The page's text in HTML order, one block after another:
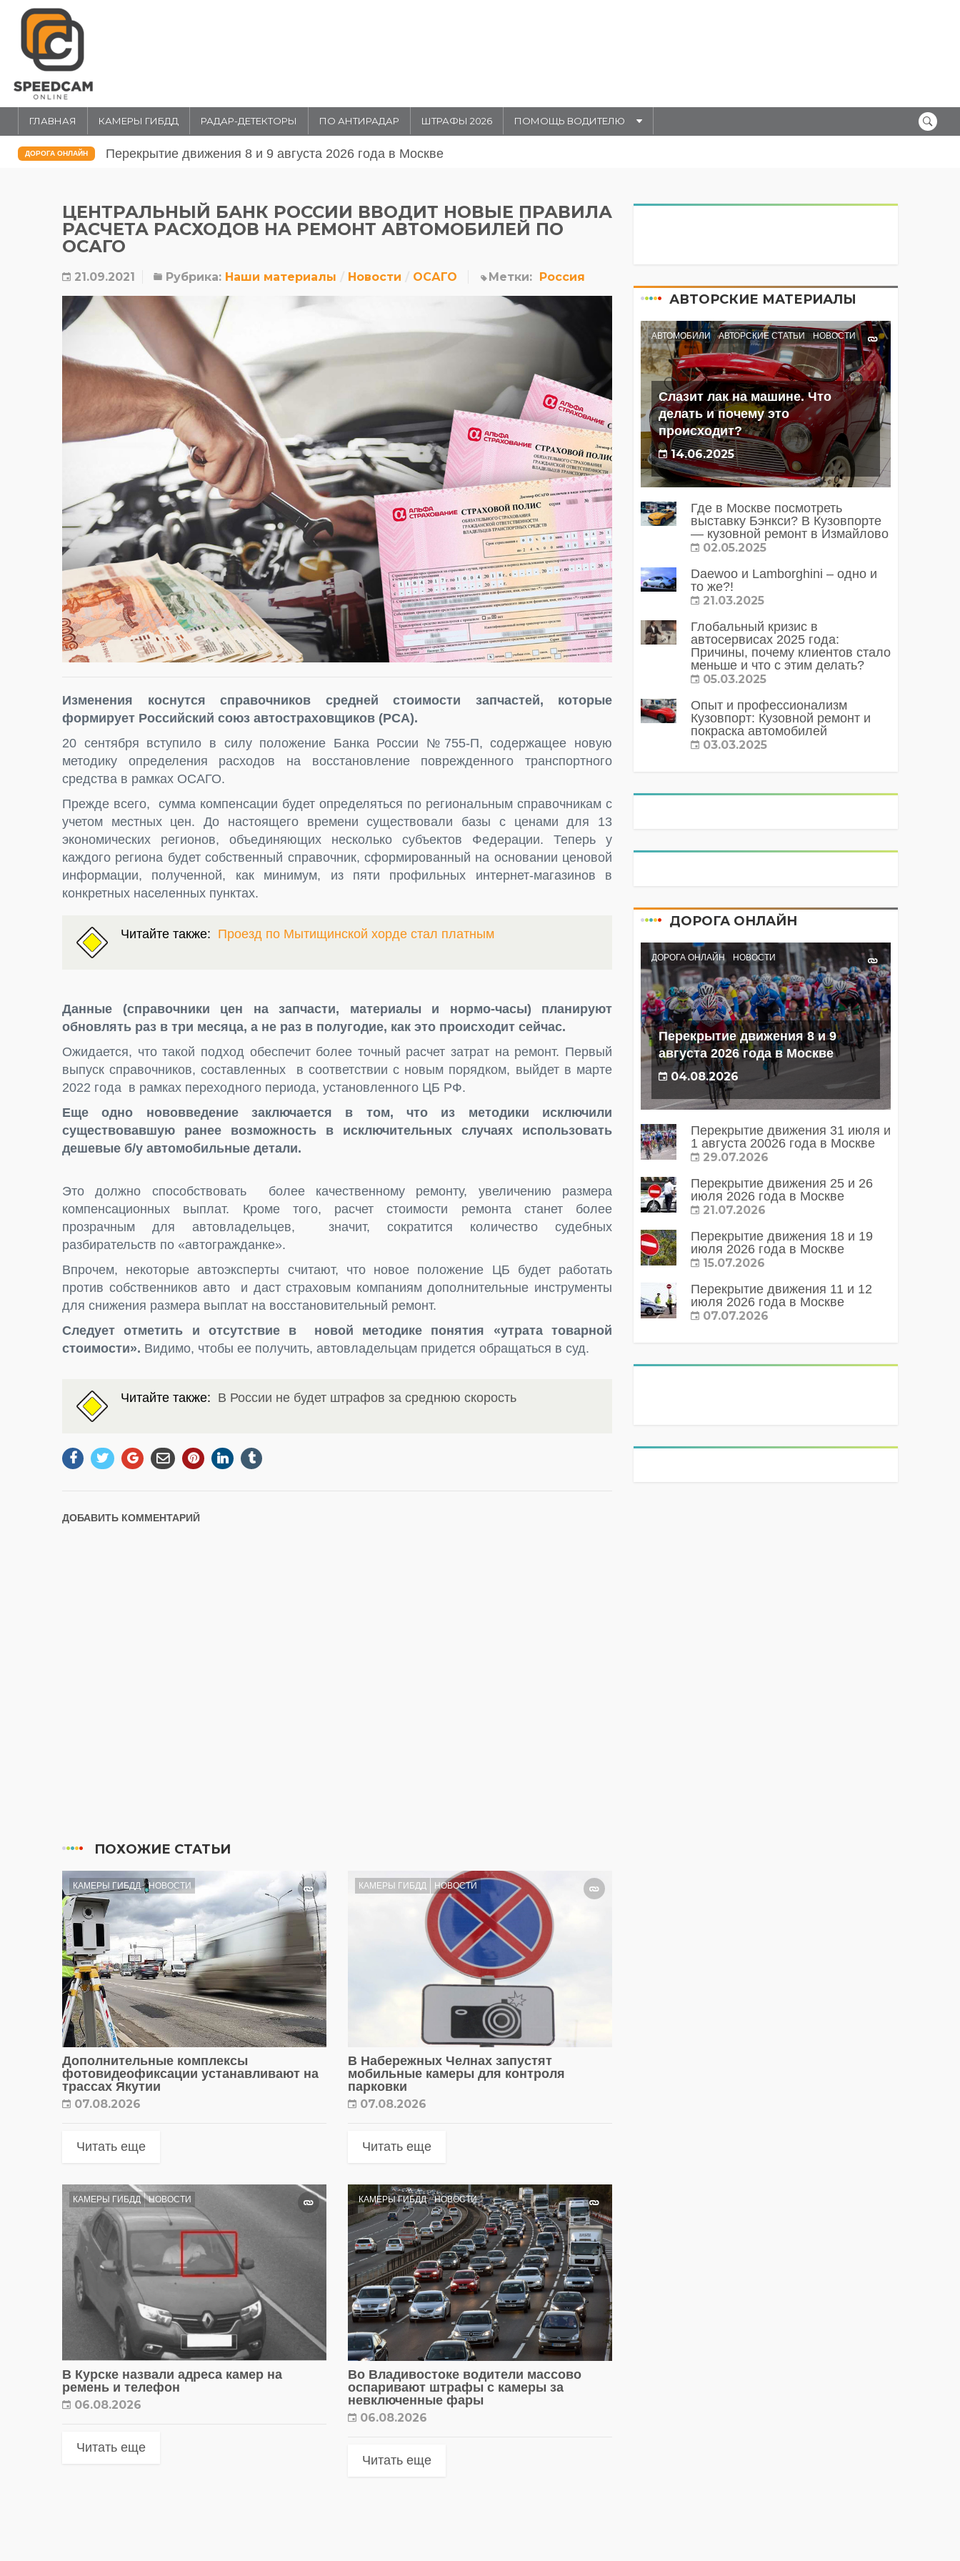
ГЛАВНАЯ КАМЕРЫ ГИБДД РАДАР-ДЕТЕКТОРЫ ПО АНТИРАДАР ШТРАФЫ 2026 ПОМОЩЬ ВОДИТЕЛЮ
ДОРОГА ОНЛАЙН Перекрытие движения 31 июля и 1 августа 20026 года в Москве
ЦЕНТРАЛЬНЫЙ БАНК РОССИИ ВВОДИТ НОВЫЕ ПРАВИЛА
РАСЧЕТА РАСХОДОВ НА РЕМОНТ АВТОМОБИЛЕЙ ПО
ОСАГО
21.09.2021 Рубрика: Наши материалы Новости ОСАГО Метки: Россия
Изменения коснутся справочников средней стоимости запчастей, которые
формирует Российский союз автостраховщиков (РСА).
20 сентября вступило в силу положение Банка России №755-П, содержащее новую
методику определения расходов на восстановление поврежденного транспортного
средства в рамках ОСАГО.
Прежде всего, сумма компенсации будет определяться по региональным справочникам с
учетом местных цен. До настоящего времени существовали базы с ценами для 13
экономических регионов, объединяющих несколько субъектов Федерации. Теперь у
каждого региона будет собственный справочник, сформированный на основании ценовой
информации, полученной, как минимум, из пяти профильных интернет-магазинов в
конкретных населенных пунктах.
Читайте также: Проезд по Мытищинской хорде стал платным
Данные (справочники цен на запчасти, материалы и нормо-часы) планируют
обновлять раз в три месяца, а не раз в полугодие, как это происходит сейчас.
Ожидается, что такой подход обеспечит более точный расчет затрат на ремонт. Первый
выпуск справочников, составленных в соответствии с новым порядком, выйдет в марте
2022 года в рамках переходного периода, установленного ЦБ РФ.
Еще одно нововведение заключается в том, что из методики исключили
существовавшую ранее возможность в исключительных случаях использовать
дешевые б/у автомобильные детали.
Это должно способствовать более качественному ремонту, увеличению размера
компенсационных выплат. Кроме того, расчет стоимости ремонта станет более
прозрачным для автовладельцев, значит, сократится количество судебных
разбирательств по «автогражданке».
Впрочем, некоторые автоэксперты считают, что новое положение ЦБ будет работать
против собственников авто и даст страховым компаниям дополнительные инструменты
для снижения размера выплат на восстановительный ремонт.
Следует отметить и отсутствие в новой методике понятия «утрата товарной
стоимости». Видимо, чтобы ее получить, автовладельцам придется обращаться в суд.
Читайте также: В России не будет штрафов за среднюю скорость
ДОБАВИТЬ КОММЕНТАРИЙ
ПОХОЖИЕ СТАТЬИ
КАМЕРЫ ГИБДД НОВОСТИ
Дополнительные комплексы
фотовидеофиксации устанавливают на
трассах Якутии
07.08.2026
Читать еще
КАМЕРЫ ГИБДД НОВОСТИ
В Набережных Челнах запустят
мобильные камеры для контроля
парковки
07.08.2026
Читать еще
КАМЕРЫ ГИБДД НОВОСТИ
В Курске назвали адреса камер на
ремень и телефон
06.08.2026
Читать еще
КАМЕРЫ ГИБДД НОВОСТИ
Во Владивостоке водители массово
оспаривают штрафы с камеры за
невключенные фары
06.08.2026
Читать еще
АВТОРСКИЕ МАТЕРИАЛЫ
АВТОМОБИЛИ АВТОРСКИЕ СТАТЬИ НОВОСТИ
Слазит лак на машине. Что
делать и почему это
происходит?
14.06.2025
Где в Москве посмотреть
выставку Бэнкси? В Кузовпорте
— кузовной ремонт в Измайлово
02.05.2025
Daewoo и Lamborghini – одно и
то же?!
21.03.2025
Глобальный кризис в
автосервисах 2025 года:
Причины, почему клиентов стало
меньше и что с этим делать?
05.03.2025
Опыт и профессионализм
Кузовпорт: Кузовной ремонт и
покраска автомобилей
03.03.2025
ДОРОГА ОНЛАЙН
ДОРОГА ОНЛАЙН НОВОСТИ
Перекрытие движения 8 и 9
августа 2026 года в Москве
04.08.2026
Перекрытие движения 31 июля и
1 августа 20026 года в Москве
29.07.2026
Перекрытие движения 25 и 26
июля 2026 года в Москве
21.07.2026
Перекрытие движения 18 и 19
июля 2026 года в Москве
15.07.2026
Перекрытие движения 11 и 12
июля 2026 года в Москве
07.07.2026